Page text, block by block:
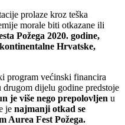
prolaze kroz teška
morale biti otkazane ili
Požega 2020. godine,
Hrvatske,
program većinski financira
dijelu godine predstoje
je više nego prepolovljen u
je najmanji otkad se
Aurea Fest Požega.